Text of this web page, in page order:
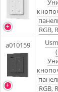
RGB,
a010159
RGB,